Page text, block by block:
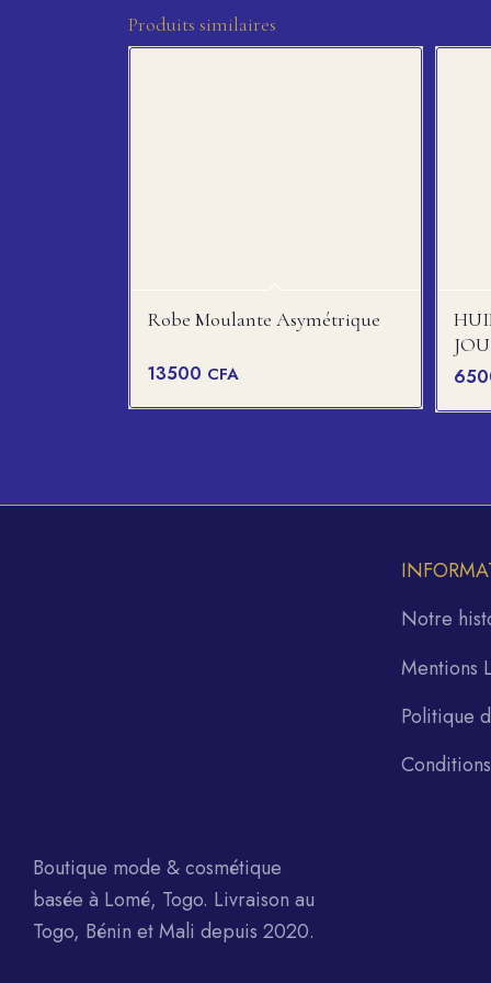
Produits similaires
Robe Moulante Asymétrique
13500 CFA
Boutique mode & cosmétique
basée à Lomé, Togo. Livraison au
Togo, Bénin et Mali depuis 2020.
Notre
Mentions
Politique